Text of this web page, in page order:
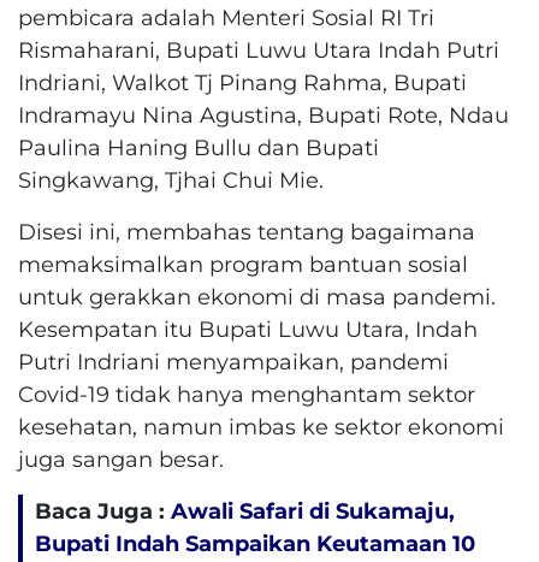
pembicara adalah Menteri Sosial RI Tri
Rismaharani, Bupati Luwu Utara Indah Putri
Indriani, Walkot Tj Pinang Rahma, Bupati
Indramayu Nina Agustina, Bupati Rote, Ndau
Paulina Haning Bullu dan Bupati
Singkawang, Tjhai Chui Mie.
Disesi ini, membahas tentang bagaimana
memaksimalkan program bantuan sosial
untuk gerakkan ekonomi di masa pandemi.
Kesempatan itu Bupati Luwu Utara, Indah
Putri Indriani menyampaikan, pandemi
Covid-19 tidak hanya menghantam sektor
kesehatan, namun imbas ke sektor ekonomi
juga sangan besar.
Baca Juga : Awali Safari di Sukamaju,
Bupati Indah Sampaikan Keutamaan 10